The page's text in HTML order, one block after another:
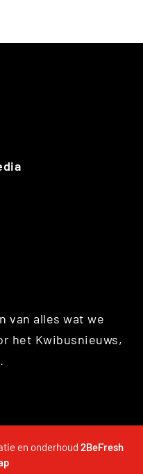
van alles wat we
het Kwibusnieuws,
en onderhoud 2BeFresh